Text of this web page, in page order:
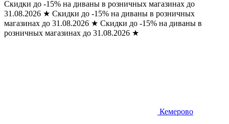
Скидки до -15% на диваны в розничных магазинах до
31.08.2026 ★ Скидки до -15% на диваны в розничных
магазинах до 31.08.2026 ★ Скидки до -15% на диваны в
розничных магазинах до 31.08.2026 ★
Кемерово